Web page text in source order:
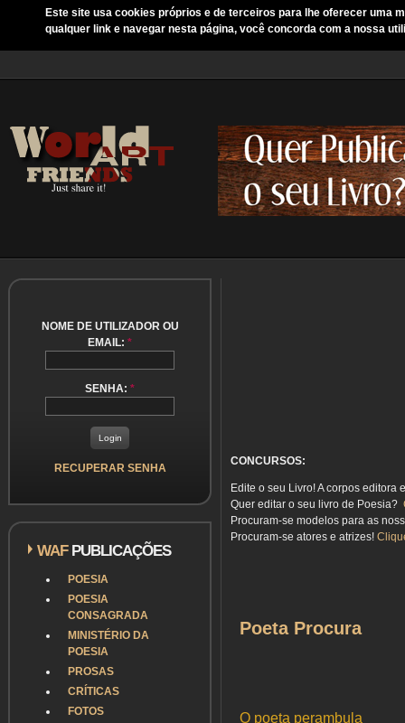
Este site usa cookies próprios e de terceiros para lhe oferecer uma
qualquer link e navegar nesta página, você concorda com a nossa
NOME DE UTILIZADOR OU
EMAIL: *
SENHA: *
RECUPERAR SENHA
WAFPUBLICAÇÕES
POESIA
POESIA
CONSAGRADA
MINISTÉRIO DA
POESIA
PROSAS
CRÍTICAS
FOTOS
CONCURSOS:
Edite o seu Livro! A corpos
Quer editar o seu livro de Poesia?
Procuram-se modelos para as
Procuram-se atores e atrizes!
Poeta Procura
O poeta perambula